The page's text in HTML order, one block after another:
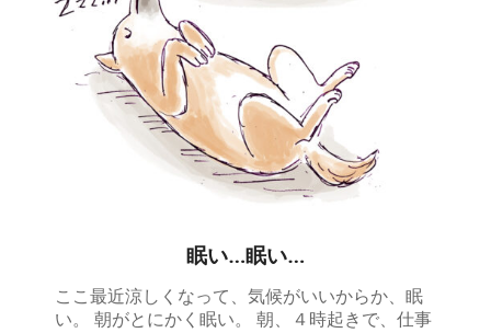
眠い…眠い…
ここ最近涼しくなって、気候がいいからか、眠
い。 朝がとにかく眠い。 朝、４時起きで、仕事